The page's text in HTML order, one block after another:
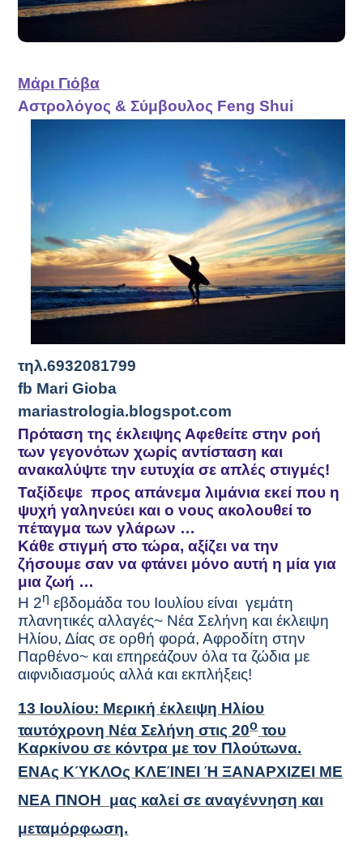
Μάρι Γιόβα
Αστρολόγος & Σύμβουλος Feng Shui
τηλ.6932081799
fb Mari Gioba
mariastrologia.blogspot.com
Πρόταση της έκλειψης Αφεθείτε στην ροή
των γεγονότων χωρίς αντίσταση και
ανακαλύψτε την ευτυχία σε απλές στιγμές!
Ταξίδεψε προς απάνεμα λιμάνια εκεί που η
ψυχή γαληνεύει και ο νους ακολουθεί το
πέταγμα των γλάρων …
Κάθε στιγμή στο τώρα, αξίζει να την
ζήσουμε σαν να φτάνει μόνο αυτή η μία για
μια ζωή …
Η 2η εβδομάδα του Ιουλίου είναι γεμάτη
πλανητικές αλλαγές~ Νέα Σελήνη και έκλειψη
Ηλίου, Δίας σε ορθή φορά, Αφροδίτη στην
Παρθένο~ και επηρεάζουν όλα τα ζώδια με
αιφνιδιασμούς αλλά και εκπλήξεις!
13 Ιουλίου: Μερική έκλειψη Ηλίου
ταυτόχρονη Νέα Σελήνη στις 20οτου
Καρκίνου σε κόντρα με τον Πλούτωνα.
ΕΝΑς ΚΎΚΛΟς ΚΛΕΊΝΕΙ Ή ΞΑΝΑΡΧΙΖΕΙ ΜΕ
ΝΕΑ ΠΝΟΗ μας καλεί σε αναγέννηση και
μεταμόρφωση.